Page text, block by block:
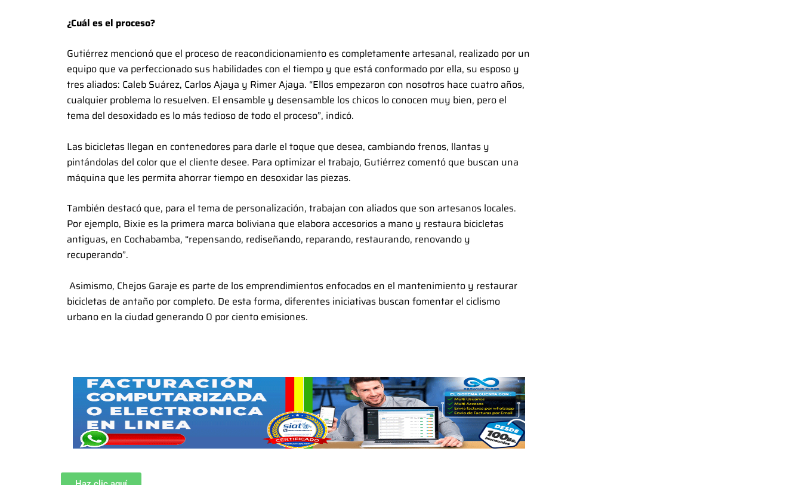
¿Cuál es el proceso?
Gutiérrez mencionó que el proceso de reacondicionamiento es completamente artesanal, realizado por un
equipo que va perfeccionado sus habilidades con el tiempo y que está conformado por ella, su esposo y
tres aliados: Caleb Suárez, Carlos Ajaya y Rimer Ajaya. “Ellos empezaron con nosotros hace cuatro años,
cualquier problema lo resuelven. El ensamble y desensamble los chicos lo conocen muy bien, pero el
tema del desoxidado es lo más tedioso de todo el proceso”, indicó.
Las bicicletas llegan en contenedores para darle el toque que desea, cambiando frenos, llantas y
pintándolas del color que el cliente desee. Para optimizar el trabajo, Gutiérrez comentó que buscan una
máquina que les permita ahorrar tiempo en desoxidar las piezas.
También destacó que, para el tema de personalización, trabajan con aliados que son artesanos locales.
Por ejemplo, Bixie es la primera marca boliviana que elabora accesorios a mano y restaura bicicletas
antiguas, en Cochabamba, “repensando, rediseñando, reparando, restaurando, renovando y
recuperando”.
Asimismo, Chejos Garaje es parte de los emprendimientos enfocados en el mantenimiento y restaurar
bicicletas de antaño por completo. De esta forma, diferentes iniciativas buscan fomentar el ciclismo
urbano en la ciudad generando 0 por ciento emisiones.